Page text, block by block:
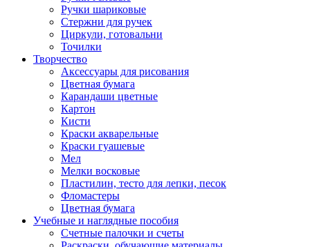
Ручки шариковые
Стержни для ручек
Циркули, готовальни
Точилки
Творчество
Аксессуары для рисования
Цветная бумага
Карандаши цветные
Картон
Кисти
Краски акварельные
Краски гуашевые
Мел
Мелки восковые
Пластилин, тесто для лепки, песок
Фломастеры
Цветная бумага
Учебные и наглядные пособия
Счетные палочки и счеты